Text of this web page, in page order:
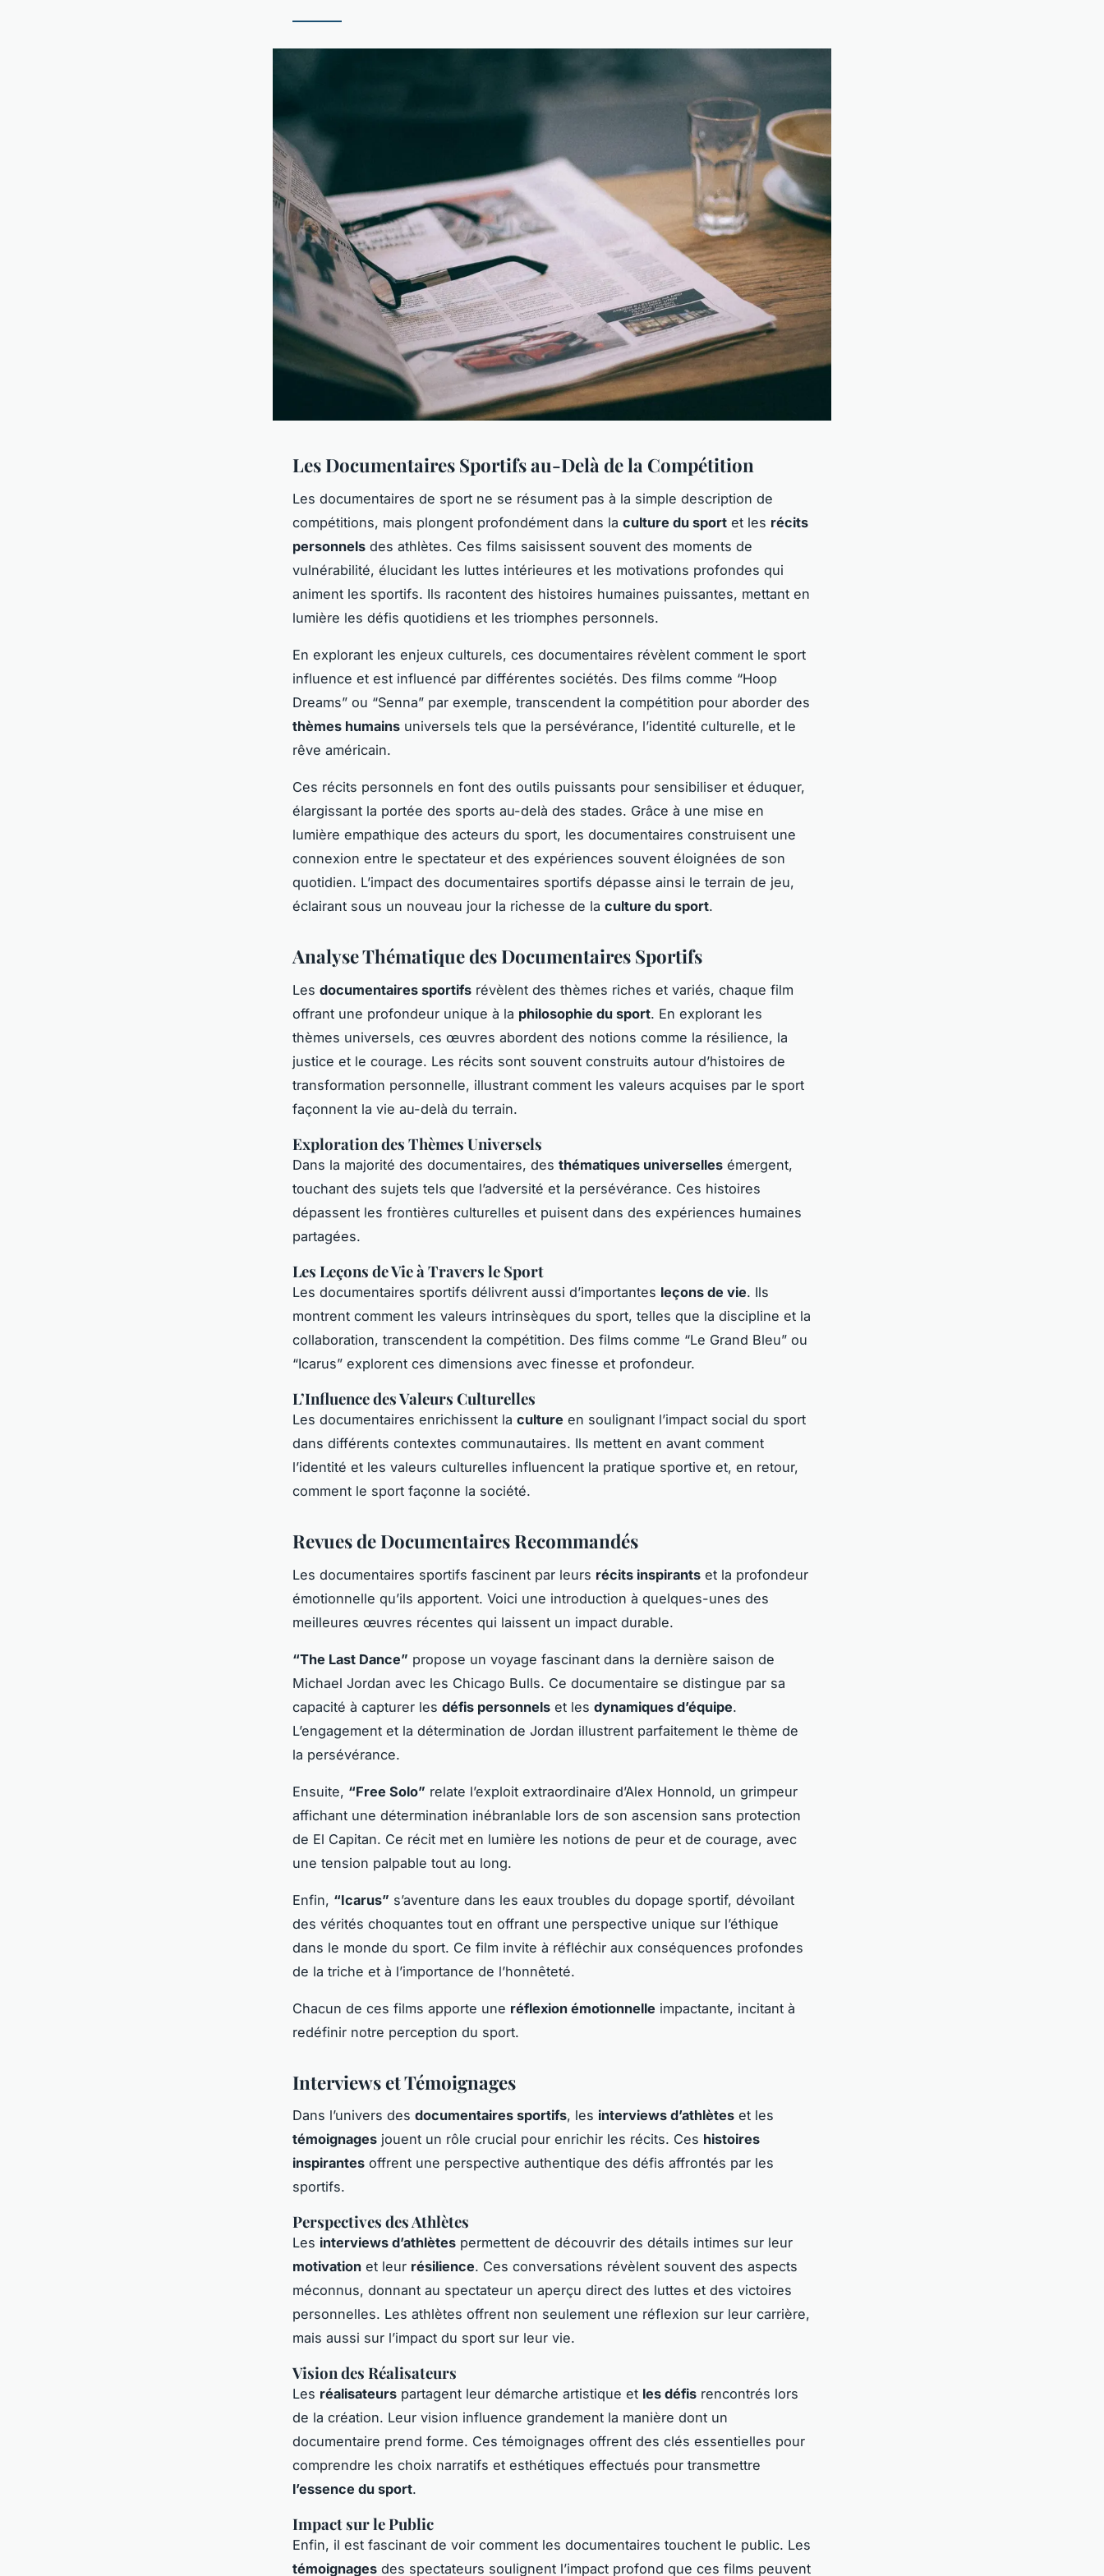
Les Documentaires Sportifs au-Delà de la Compétition
Les documentaires de sport ne se résument pas à la simple description de
compétitions, mais plongent profondément dans la culture du sport et les récits
personnels des athlètes. Ces films saisissent souvent des moments de
vulnérabilité, élucidant les luttes intérieures et les motivations profondes qui
animent les sportifs. Ils racontent des histoires humaines puissantes, mettant en
lumière les défis quotidiens et les triomphes personnels.
En explorant les enjeux culturels, ces documentaires révèlent comment le sport
influence et est influencé par différentes sociétés. Des films comme “Hoop
Dreams” ou “Senna” par exemple, transcendent la compétition pour aborder des
thèmes humains universels tels que la persévérance, l’identité culturelle, et le
rêve américain.
Ces récits personnels en font des outils puissants pour sensibiliser et éduquer,
élargissant la portée des sports au-delà des stades. Grâce à une mise en
lumière empathique des acteurs du sport, les documentaires construisent une
connexion entre le spectateur et des expériences souvent éloignées de son
quotidien. L’impact des documentaires sportifs dépasse ainsi le terrain de jeu,
éclairant sous un nouveau jour la richesse de la culture du sport.
Analyse Thématique des Documentaires Sportifs
Les documentaires sportifs révèlent des thèmes riches et variés, chaque film
offrant une profondeur unique à la philosophie du sport. En explorant les
thèmes universels, ces œuvres abordent des notions comme la résilience, la
justice et le courage. Les récits sont souvent construits autour d’histoires de
transformation personnelle, illustrant comment les valeurs acquises par le sport
façonnent la vie au-delà du terrain.
Exploration des Thèmes Universels
Dans la majorité des documentaires, des thématiques universelles émergent,
touchant des sujets tels que l’adversité et la persévérance. Ces histoires
dépassent les frontières culturelles et puisent dans des expériences humaines
partagées.
Les Leçons de Vie à Travers le Sport
Les documentaires sportifs délivrent aussi d’importantes leçons de vie. Ils
montrent comment les valeurs intrinsèques du sport, telles que la discipline et la
collaboration, transcendent la compétition. Des films comme “Le Grand Bleu” ou
“Icarus” explorent ces dimensions avec finesse et profondeur.
L’Influence des Valeurs Culturelles
Les documentaires enrichissent la culture en soulignant l’impact social du sport
dans différents contextes communautaires. Ils mettent en avant comment
l’identité et les valeurs culturelles influencent la pratique sportive et, en retour,
comment le sport façonne la société.
Revues de Documentaires Recommandés
Les documentaires sportifs fascinent par leurs récits inspirants et la profondeur
émotionnelle qu’ils apportent. Voici une introduction à quelques-unes des
meilleures œuvres récentes qui laissent un impact durable.
“The Last Dance” propose un voyage fascinant dans la dernière saison de
Michael Jordan avec les Chicago Bulls. Ce documentaire se distingue par sa
capacité à capturer les défis personnels et les dynamiques d’équipe.
L’engagement et la détermination de Jordan illustrent parfaitement le thème de
la persévérance.
Ensuite, “Free Solo” relate l’exploit extraordinaire d’Alex Honnold, un grimpeur
affichant une détermination inébranlable lors de son ascension sans protection
de El Capitan. Ce récit met en lumière les notions de peur et de courage, avec
une tension palpable tout au long.
Enfin, “Icarus” s’aventure dans les eaux troubles du dopage sportif, dévoilant
des vérités choquantes tout en offrant une perspective unique sur l’éthique
dans le monde du sport. Ce film invite à réfléchir aux conséquences profondes
de la triche et à l’importance de l’honnêteté.
Chacun de ces films apporte une réflexion émotionnelle impactante, incitant à
redéfinir notre perception du sport.
Interviews et Témoignages
Dans l’univers des documentaires sportifs, les interviews d’athlètes et les
témoignages jouent un rôle crucial pour enrichir les récits. Ces histoires
inspirantes offrent une perspective authentique des défis affrontés par les
sportifs.
Perspectives des Athlètes
Les interviews d’athlètes permettent de découvrir des détails intimes sur leur
motivation et leur résilience. Ces conversations révèlent souvent des aspects
méconnus, donnant au spectateur un aperçu direct des luttes et des victoires
personnelles. Les athlètes offrent non seulement une réflexion sur leur carrière,
mais aussi sur l’impact du sport sur leur vie.
Vision des Réalisateurs
Les réalisateurs partagent leur démarche artistique et les défis rencontrés lors
de la création. Leur vision influence grandement la manière dont un
documentaire prend forme. Ces témoignages offrent des clés essentielles pour
comprendre les choix narratifs et esthétiques effectués pour transmettre
l’essence du sport.
Impact sur le Public
Enfin, il est fascinant de voir comment les documentaires touchent le public. Les
témoignages des spectateurs soulignent l’impact profond que ces films peuvent